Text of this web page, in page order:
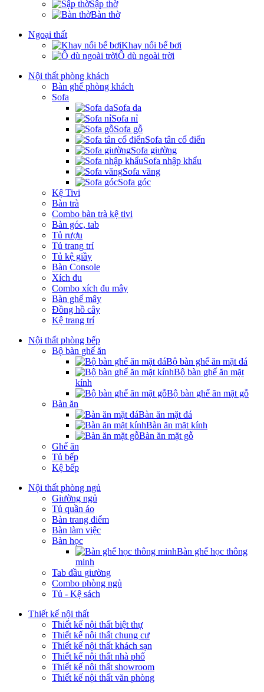
Sập thờ
Bàn thờ
Ngoại thất
Khay nổi bể bơi
Ô dù ngoài trời
Nội thất phòng khách
Bàn ghế phòng khách
Sofa
Sofa da
Sofa nỉ
Sofa gỗ
Sofa tân cổ điển
Sofa giường
Sofa nhập khẩu
Sofa văng
Sofa góc
Kệ Tivi
Bàn trà
Combo bàn trà kệ tivi
Bàn góc, tab
Tủ rượu
Tủ trang trí
Tủ kệ giầy
Bàn Console
Xích đu
Combo xích đu mây
Bàn ghế mây
Đồng hồ cây
Kệ trang trí
Nội thất phòng bếp
Bộ bàn ghế ăn
Bộ bàn ghế ăn mặt đá
Bộ bàn ghế ăn mặt
kính
Bộ bàn ghế ăn mặt gỗ
Bàn ăn
Bàn ăn mặt đá
Bàn ăn mặt kính
Bàn ăn mặt gỗ
Ghế ăn
Tủ bếp
Kệ bếp
Nội thất phòng ngủ
Giường ngủ
Tủ quần áo
Bàn trang điểm
Bàn làm việc
Bàn học
Bàn ghế học thông
minh
Tab đầu giường
Combo phòng ngủ
Tủ - Kệ sách
Thiết kế nội thất
Thiết kế nội thất biệt thự
Thiết kế nội thất chung cư
Thiết kế nội thất khách sạn
Thiết kế nội thất nhà phố
Thiết kế nội thất showroom
Thiết kế nội thất văn phòng